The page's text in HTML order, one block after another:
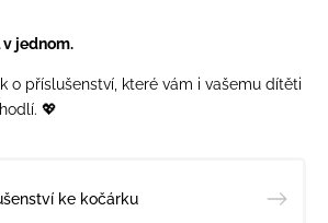
v jednom.
o příslušenství, které vám i vašemu dítěti
💖
ke kočárku